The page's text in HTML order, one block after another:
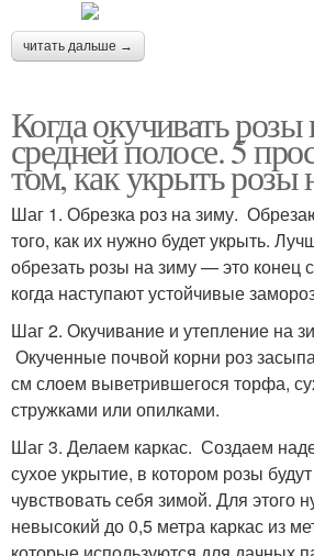
читать дальше →
Когда окучивать
средней полосе. 5
том, как укрыть розы
Шаг 1. Обрезка роз на зиму.
того, как их нужно будет укрыть.
обрезать розы на зиму — это конец
когда наступают устойчивые
Шаг 2. Окучивание и утепление на
Окученные почвой корни роз
см слоем выветрившегося торфа,
стружками или опилками.
Шаг 3. Делаем каркас. Создаем
сухое укрытие, в котором розы
чувствовать себя зимой. Для этого
невысокий до 0,5 метра каркас из